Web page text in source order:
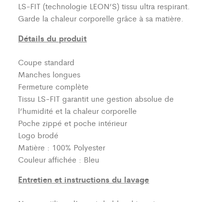
LS-FIT (technologie LEON’S)tissu ultra respirant.
Garde la chaleur corporelle grâce à sa matière.
Détails du produit
Coupe standard
Manches longues
Fermeture complète
Tissu LS-FIT garantit une gestion absolue de
l’humidité et la chaleur corporelle
Poche zippé et poche intérieur
Logo brodé
Matière : 100% Polyester
Couleur affichée : Bleu
Entretien et instructions du lavage